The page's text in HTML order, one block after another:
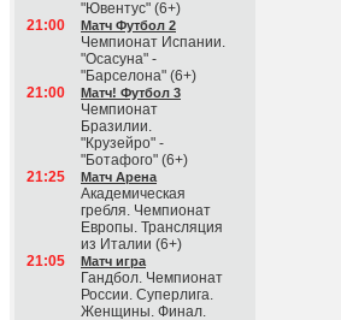
"Ювентус" (6+)
21:00
Матч Футбол 2
Чемпионат Испании.
"Осасуна" -
"Барселона" (6+)
21:00
Матч! Футбол 3
Чемпионат
Бразилии.
"Крузейро" -
"Ботафого" (6+)
21:25
Матч Арена
Академическая
гребля. Чемпионат
Европы. Трансляция
из Италии (6+)
21:05
Матч игра
Гандбол. Чемпионат
России. Суперлига.
Женщины. Финал.